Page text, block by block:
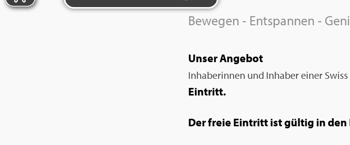
Be­we­gen - Ent­span­nen -
Unser An­ge­bot
In­ha­be­rin­nen und In­ha­ber einer
Ein­tritt.
Der freie Ein­tritt ist gül­tig in den